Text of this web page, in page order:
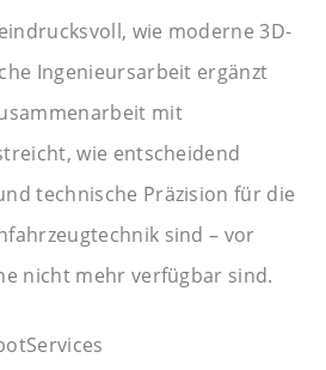
wie moderne 3D-
Ingenieursarbeit ergänzt
mit
wie entscheidend
technische Präzision für die
sind – vor
nicht mehr verfügbar sind.